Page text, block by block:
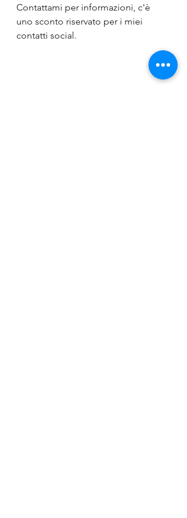
Contattami per informazioni, c'è
uno sconto riservato per i miei
contatti social.